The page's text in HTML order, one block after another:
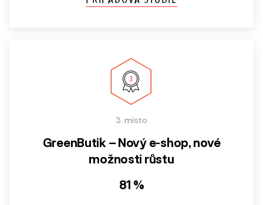
3. místo
GreenButik – Nový e-shop, nové
možnosti růstu
81 %